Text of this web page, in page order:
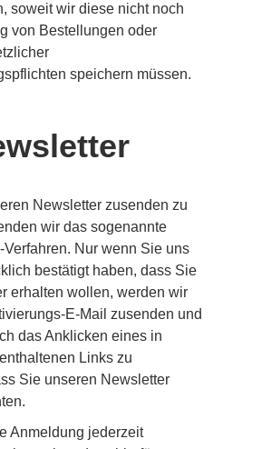
soweit wir diese nicht noch
von Bestellungen oder
speichern müssen.
Newsletter zusenden zu
wir das sogenannte
Verfahren. Nur wenn Sie uns
bestätigt haben, dass Sie
erhalten wollen, werden wir
E-Mail zusenden und
das Anklicken eines in
Links zu
Sie unseren Newsletter
Anmeldung jederzeit